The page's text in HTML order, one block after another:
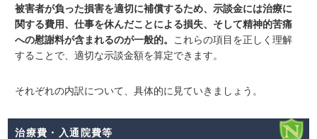
被害者が負った損害を適切に補償するため、示談金には治療に
関する費用、仕事を休んだことによる損失、そして精神的苦痛
への慰謝料が含まれるのが一般的。
これらの項目を正しく理解
することで、適切な示談金額を算定できます。
それぞれの内訳について、具体的に見ていきましょう。
治療費・入通院費等